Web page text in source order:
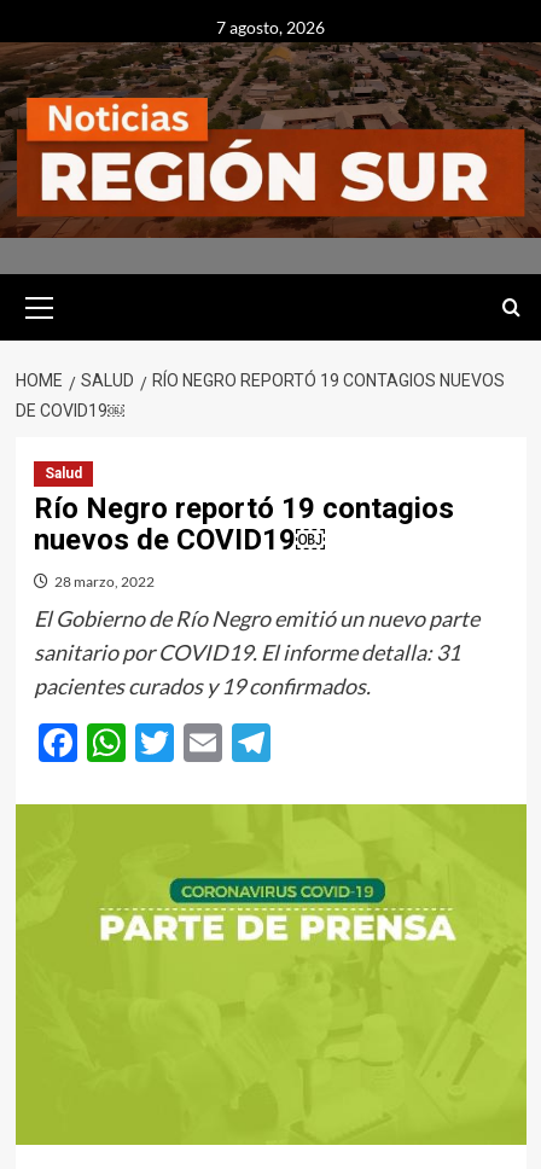
to
content
7 agosto, 2026
Menu
HOME SALUD
RÍO NEGRO REPORTÓ 19 CONTAGIOS NUEVOS
DE COVID19￼
Salud
Río Negro reportó 19 contagios
nuevos de COVID19￼
28 marzo, 2022
El Gobierno de Río Negro emitió un nuevo parte
sanitario por COVID19. El informe detalla: 31
pacientes curados y 19 confirmados.
Facebook
WhatsApp
Twitter
EmailTelegram